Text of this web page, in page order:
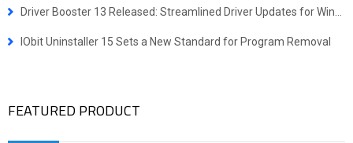
IObit Uninstaller 15 Sets a New Standard for Program Removal
FEATURED PRODUCT